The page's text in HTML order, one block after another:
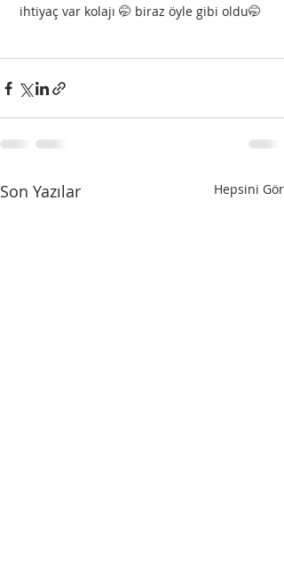
ihtiyaç var kolajı 🤭 biraz öyle gibi oldu🤭
Son Yazılar Hepsini Gör